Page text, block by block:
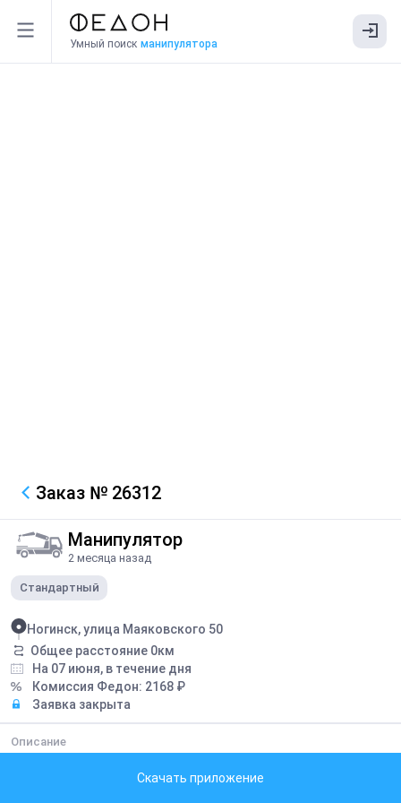
Умный поиск манипулятора
Заказ № 26312
Манипулятор
2 месяца назад
Стандартный
Ногинск, улица Маяковского 50
Общее расстояние 0км
На 07 июня, в течение дня
Комиссия Федон: 2168 ₽
Заявка закрыта
Описание
Скачать приложение